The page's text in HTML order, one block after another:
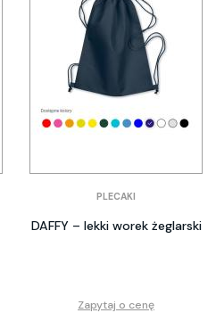
PLECAKI
DAFFY – lekki worek żeglarski
Zapytaj o cenę